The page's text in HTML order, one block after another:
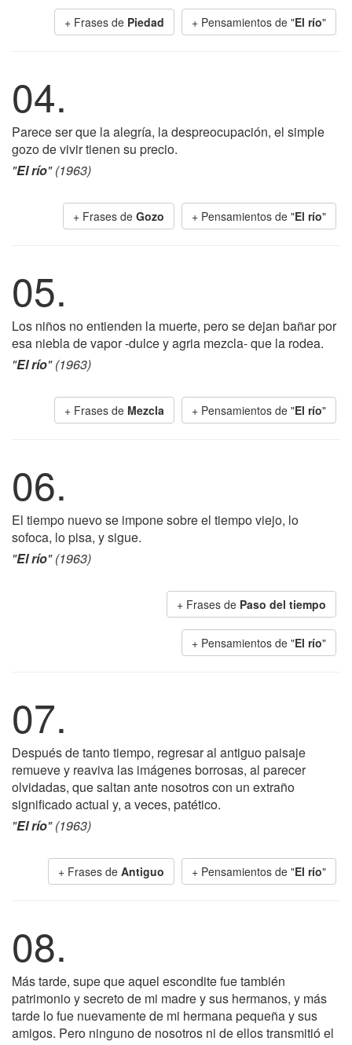
+ Frases de Piedad + Pensamientos de "El río"
04.
Parece ser que la alegría, la despreocupación, el simple
gozo de vivir tienen su precio.
"El río" (1963)
+ Frases de Gozo + Pensamientos de "El río"
05.
Los niños no entienden la muerte, pero se dejan bañar por
esa niebla de vapor -dulce y agria mezcla- que la rodea.
"El río" (1963)
+ Frases de Mezcla + Pensamientos de "El río"
06.
El tiempo nuevo se impone sobre el tiempo viejo, lo
sofoca, lo pisa, y sigue.
"El río" (1963)
+ Frases de Paso del tiempo
+ Pensamientos de "El río"
07.
Después de tanto tiempo, regresar al antiguo paisaje
remueve y reaviva las imágenes borrosas, al parecer
olvidadas, que saltan ante nosotros con un extraño
significado actual y, a veces, patético.
"El río" (1963)
+ Frases de Antiguo + Pensamientos de "El río"
08.
Más tarde, supe que aquel escondite fue también
patrimonio y secreto de mi madre y sus hermanos, y más
tarde lo fue nuevamente de mi hermana pequeña y sus
amigos. Pero ninguno de nosotros ni de ellos transmitió el